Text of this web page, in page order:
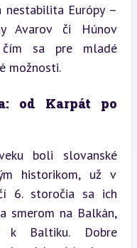
Európy –
Avarov či Húnov
čím sa pre mladé
možnosti.
od Karpát po
boli slovanské
historikom, už v
6. storočia sa ich
smerom na Balkán,
Baltiku. Dobre